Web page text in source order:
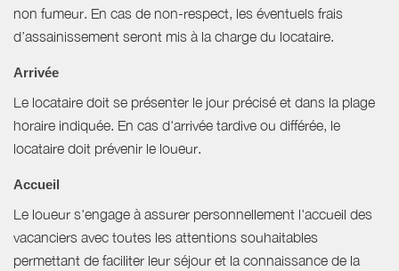
non fumeur. En cas de non-respect, les éventuels frais
d’assainissement seront mis à la charge du locataire.
Arrivée
Le locataire doit se présenter le jour précisé et dans la plage
horaire indiquée. En cas d'arrivée tardive ou différée, le
locataire doit prévenir le loueur.
Accueil
Le loueur s'engage à assurer personnellement l'accueil des
vacanciers avec toutes les attentions souhaitables
permettant de faciliter leur séjour et la connaissance de la